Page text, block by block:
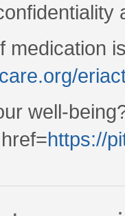
medication
well-
https://